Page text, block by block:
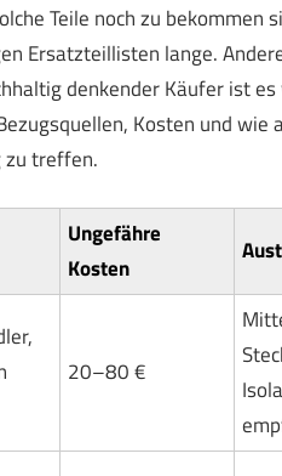
Teile noch zu bekommen
Ersatzteillisten lange.
denkender Käufer ist
Kosten und wie
zu treffen.
Ungefähre
Kosten
20–80 €